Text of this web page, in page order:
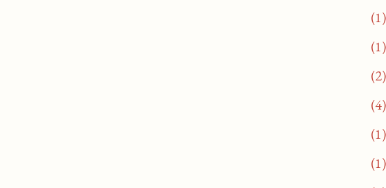
1
1
2
4
1
1